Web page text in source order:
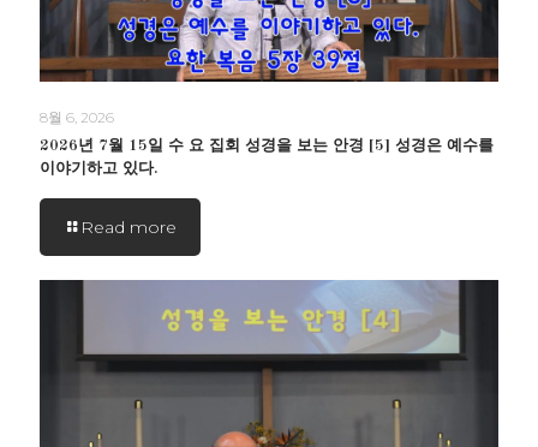
8월 6, 2026
2026년 7월 15일 수 요 집회 성경을 보는 안경 [5] 성경은 예수를
이야기하고 있다.
Read more